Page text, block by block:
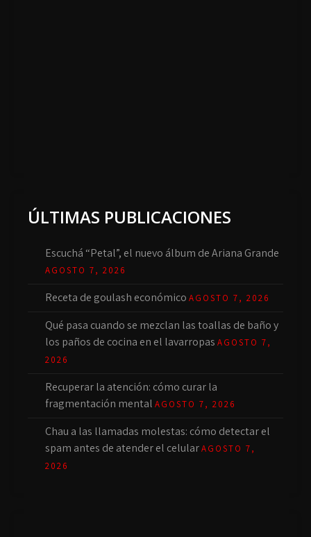
ÚLTIMAS PUBLICACIONES
Escuchá “Petal”, el nuevo álbum de Ariana Grande
AGOSTO 7, 2026
Receta de goulash económico AGOSTO 7, 2026
Qué pasa cuando se mezclan las toallas de baño y
los paños de cocina en el lavarropas AGOSTO 7,
2026
Recuperar la atención: cómo curar la
fragmentación mental AGOSTO 7, 2026
Chau a las llamadas molestas: cómo detectar el
spam antes de atender el celularAGOSTO 7,
2026